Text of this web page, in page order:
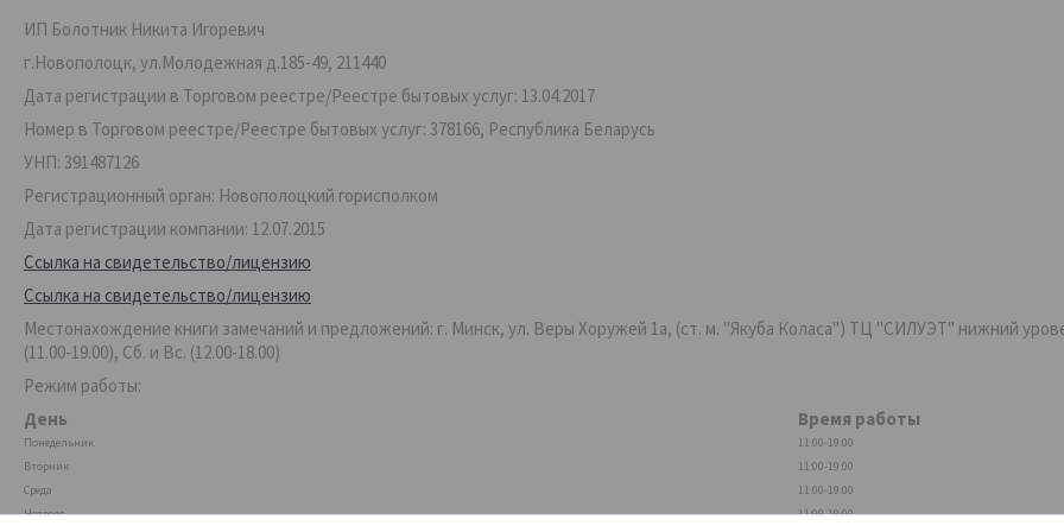
ИП Болотник Никита Игоревич
г.Новополоцк, ул.Молодежная д.185-49, 211440
Дата регистрации в Торговом реестре/Реестре бытовых услуг: 13.04.2017
Номер в Торговом реестре/Реестре бытовых услуг: 378166, Республика Беларусь
УНП: 391487126
Регистрационный орган: Новополоцкий горисполком
Дата регистрации компании: 12.07.2015
Ссылка на свидетельство/лицензию
Ссылка на свидетельство/лицензию
Местонахождение книги замечаний и предложений: г. Минск, ул. Веры Хоружей 1а, (ст. м. "Якуба Коласа") ТЦ "СИЛУЭТ" нижний
(11.00-19.00), Сб. и Вс. (12.00-18.00)
Режим работы:
День
Время работы
Понедельник
11:00-19:00
Вторник
11:00-19:00
Среда
11:00-19:00
Четверг
11:00-19:00